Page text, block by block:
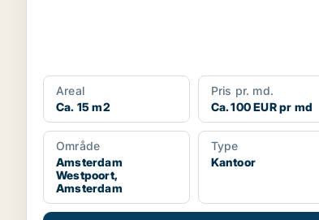
Areal
Ca. 15 m2
Pris pr. md.
Ca. 100 EUR pr md
Område
Amsterdam
Westpoort,
Amsterdam
Type
Kantoor